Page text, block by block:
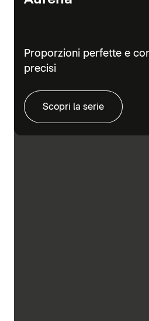
Proporzioni perfette e
precisi
Scopri la serie